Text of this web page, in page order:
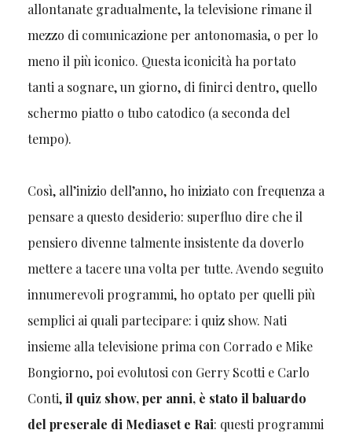
allontanate gradualmente, la televisione rimane il
mezzo di comunicazione per antonomasia, o per lo
meno il più iconico. Questa iconicità ha portato
tanti a sognare, un giorno, di finirci dentro, quello
schermo piatto o tubo catodico (a seconda del
tempo).
Così, all’inizio dell’anno, ho iniziato con frequenza a
pensare a questo desiderio: superfluo dire che il
pensiero divenne talmente insistente da doverlo
mettere a tacere una volta per tutte. Avendo seguito
innumerevoli programmi, ho optato per quelli più
semplici ai quali partecipare: i quiz show. Nati
insieme alla televisione prima con Corrado e Mike
Bongiorno, poi evolutosi con Gerry Scotti e Carlo
Conti,il quiz show, per anni, è stato il baluardo
del preserale di Mediaset e Rai: questi programmi